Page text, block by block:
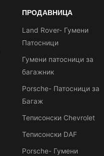
ПРОДАВНИЦА
Land Rover- Гумени
Патосници
Гумени патосници за
багажник
Porsche- Патосници за
Багаж
Теписонски Chevrolet
Теписонски DAF
Porsche- Гумени